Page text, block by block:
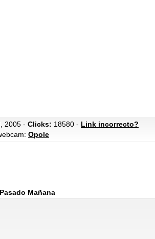
2005 - Clicks: 18580 - Link incorrecto?
Opole
Pasado Mañana